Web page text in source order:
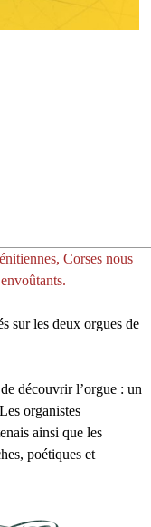
Corses nous
sur les deux orgues de
découvrir l’orgue : un
organistes
ainsi que les
poétiques et